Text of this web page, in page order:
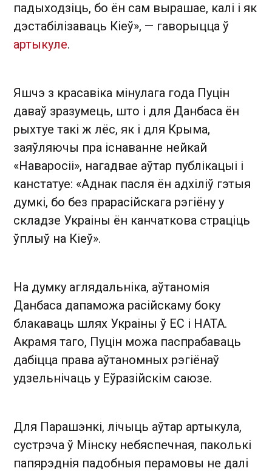
падыходзіць, бо ён сам вырашае, калі і як
дэстабілізаваць Кіеў», — гаворыцца ў
артыкуле.
Яшчэ з красавіка мінулага года Пуцін
даваў зразумець, што і для Данбаса ён
рыхтуе такі ж лёс, як і для Крыма,
заяўляючы пра існаванне нейкай
«Наваросіі», нагадвае аўтар публікацыі і
канстатуе: «Аднак пасля ён адхіліў гэтыя
думкі, бо без прарасійскага рэгіёну у
складзе Украіны ён канчаткова страціць
ўплыў на Кіеў».
На думку аглядальніка, аўтаномія
Данбаса дапаможа расійскаму боку
блакаваць шлях Украіны ў ЕС і НАТА.
Акрамя таго, Пуцін можа паспрабаваць
дабіцца права аўтаномных рэгіёнаў
удзельнічаць у Еўразійскім саюзе.
Для Парашэнкі, лічыць аўтар артыкула,
сустрэча ў Мінску небяспечная, паколькі
папярэднія падобныя перамовы не далі